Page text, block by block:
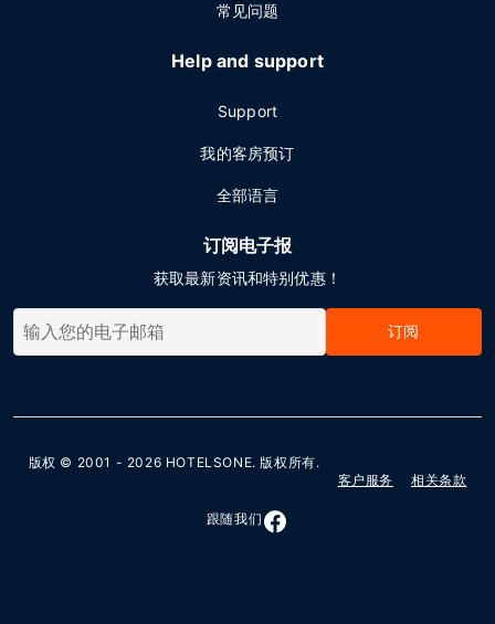
常见问题
Help and support
Support
我的客房预订
全部语言
订阅电子报
获取最新资讯和特别优惠！
订阅
版权 © 2001 - 2026 HOTELSONE. 版权所有.
客户服务
相关条款
跟随我们